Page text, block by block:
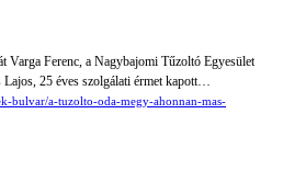
Varga Ferenc, a Nagybajomi Tűzoltó Egyesület
Lajos, 25 éves szolgálati érmet kapott…
bulvar/a-tuzolto-oda-megy-ahonnan-mas-